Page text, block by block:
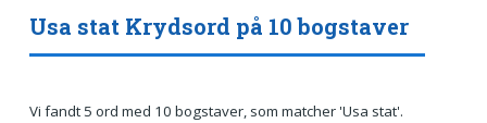
Usa stat Krydsord på 10 bogstaver
Vi fandt 5 ord med 10 bogstaver, som matcher 'Usa stat'.